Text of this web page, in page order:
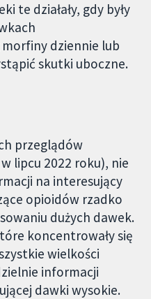
te działały, gdy były
dziennie lub
skutki uboczne.
przeglądów
lipcu 2022 roku), nie
na interesujący
opioidów rzadko
dużych dawek.
koncentrowały się
wielkości
informacji
dawki wysokie.